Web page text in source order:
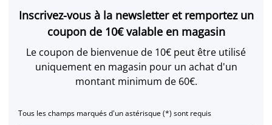
Inscrivez-vous à la newsletter et remportez un
coupon de 10€ valable en magasin
Le coupon de bienvenue de 10€ peut être utilisé
uniquement en magasin pour un achat d'un
montant minimum de 60€.
Tous les champs marqués d'un astérisque (*) sont requis